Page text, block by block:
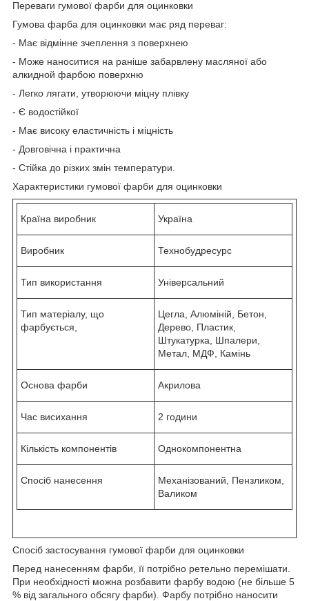
Переваги гумової фарби для оцинковки
Гумова фарба для оцинковки має ряд переваг:
- Має відмінне зчеплення з поверхнею
- Може наноситися на раніше забарвлену масляної або
алкидной фарбою поверхню
- Легко лягати, утворюючи міцну плівку
- Є водостійкої
- Має високу еластичність і міцність
- Довговічна і практична
- Стійка до різких змін температури.
Характеристики гумової фарби для оцинковки
Країна виробник Україна
Виробник Технобудресурс
Тип використання Універсальний
Тип матеріалу, що
фарбується,
Цегла, Алюміній, Бетон,
Дерево, Пластик,
Штукатурка, Шпалери,
Метал, МДФ, Камінь
Основа фарби Акрилова
Час висихання 2 години
Кількість компонентів Однокомпонентна
Спосіб нанесення
Механізований, Пензликом,
Валиком
Спосіб застосування гумової фарби для оцинковки
Перед нанесенням фарби, її потрібно ретельно перемішати.
При необхідності можна розбавити фарбу водою (не більше 5
% від загального обсягу фарби). Фарбу потрібно наносити